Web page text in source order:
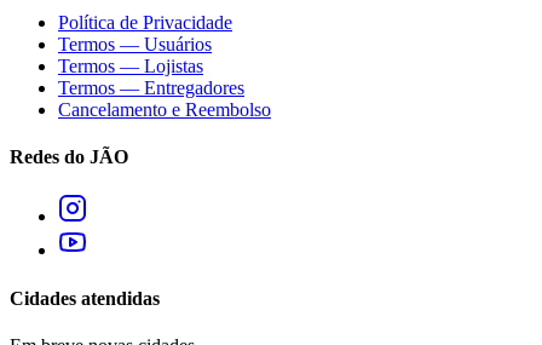
Política de Privacidade
Termos — Usuários
Termos — Lojistas
Termos — Entregadores
Cancelamento e Reembolso
Redes do JÃO
Cidades atendidas